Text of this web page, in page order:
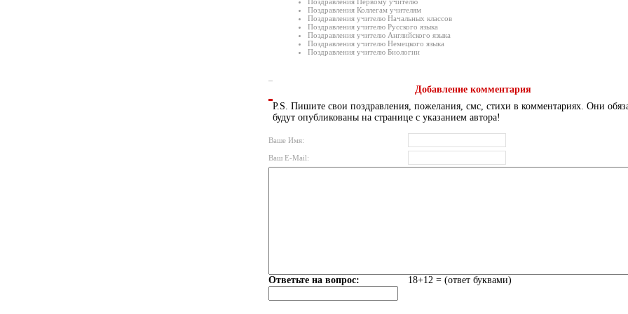
Поздравления Коллегам учителям
Поздравления учителю Начальных классов
Поздравления учителю Русского языка
Поздравления учителю Английского языка
Поздравления учителю Немецкого языка
Поздравления учителю Биологии
Добавление комментария
P.S. Пишите свои поздравления, пожелания, смс, стихи в комментариях. Они
будут опубликованы на странице с указанием автора!
Ваше Имя:
Ваш E-Mail:
Ответьте на вопрос: 18+12 = (ответ буквами)